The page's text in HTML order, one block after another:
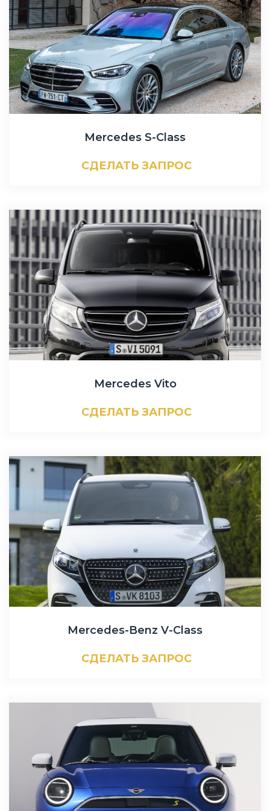
Mercedes S-Class
СДЕЛАТЬ ЗАПРОС
Mercedes Vito
СДЕЛАТЬ ЗАПРОС
Mercedes-Benz V-Class
СДЕЛАТЬ ЗАПРОС